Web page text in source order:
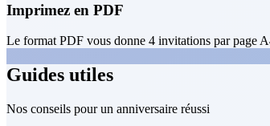
Imprimez en PDF
Le format PDF vous donne 4 invitations par page
Guides utiles
Nos conseils pour un anniversaire réussi